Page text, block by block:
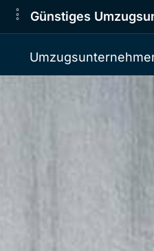
Günstiges